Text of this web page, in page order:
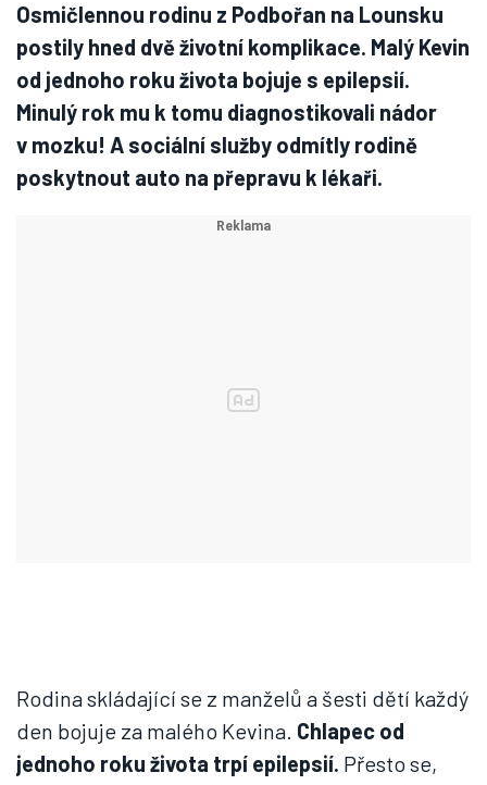
Osmičlennou rodinu z Podbořan na Lounsku
postily hned dvě životní komplikace. Malý Kevin
od jednoho roku života bojuje s epilepsií.
Minulý rok mu k tomu diagnostikovali nádor
v mozku! A sociální služby odmítly rodině
poskytnout auto na přepravu k lékaři.
Rodina skládající se z manželů a šesti dětí každý
den bojuje za malého Kevina. Chlapec od
jednoho roku života trpí epilepsií. Přesto se,